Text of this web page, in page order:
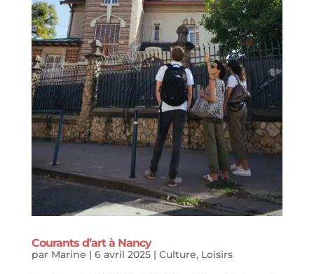
Courants d’art à Nancy
par Marine | 6 avril 2025| Culture, Loisirs